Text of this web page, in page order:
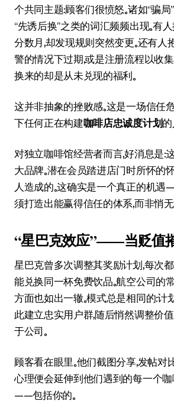
个共同主题：顾客们很愤怒。诸如“骗
“先诱后换”之类的词汇频频出现。有
分数月，却发现规则突然变更。还有
警的情况下过期，或是注册流程以收
换来的却是从未兑现的福利。
这并非抽象的挫败感。这是一场信
下任何正在构建咖啡店忠诚度计划的
对独立咖啡馆经营者而言，好消息是：
大品牌。潜在会员踏进店门时所怀的
人造成的。这确实是一个真正的机
须打造出能赢得信任的体系，而非悄
“星巴克效应”——当贬值
星巴克曾多次调整其奖励计划，每次
能兑换同一杯免费饮品。航空公司的
方面也如出一辙。模式总是相同的：计
此建立忠实用户群，随后悄然调整价值
于公司。
顾客看在眼里。他们截图分享，发帖对
心理便会延伸到他们遇到的每一个
——包括你的。